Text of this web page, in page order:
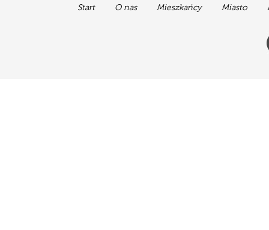
Start O nas Mieszkańcy Miasto